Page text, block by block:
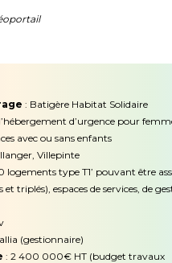
: Batigère Habitat Solidaire
d’urgence pour
avec ou sans enfants
Villepinte
logements type T1’ pouvant être
triplés), espaces de services, de
(gestionnaire)
: 2 400 000€ HT (budget travaux